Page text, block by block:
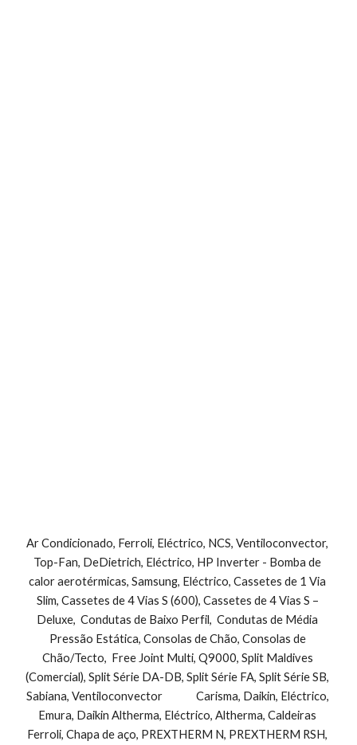
Ar Condicionado, Ferroli, Eléctrico, NCS, Ventiloconvector,
Top-Fan, DeDietrich, Eléctrico, HP Inverter - Bomba de
calor aerotérmicas, Samsung, Eléctrico, Cassetes de 1 Via
Slim, Cassetes de 4 Vias S (600), Cassetes de 4 Vias S –
Deluxe,  Condutas de Baixo Perfil,  Condutas de Média
Pressão Estática, Consolas de Chão, Consolas de
Chão/Tecto,  Free Joint Multi, Q9000, Split Maldives
(Comercial), Split Série DA-DB, Split Série FA, Split Série SB,
Sabiana, Ventiloconvector              Carisma, Daikin, Eléctrico,
Emura, Daikin Altherma, Eléctrico, Altherma, Caldeiras
Ferroli, Chapa de aço, PREXTHERM N, PREXTHERM RSH,